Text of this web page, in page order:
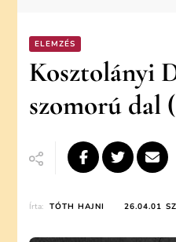
ELEMZÉS
Kosztolányi
szomorú dal
Írta: TÓTH HAJNI 26.04.01